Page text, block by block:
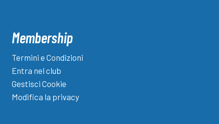
Membership
Termini e Condizioni
Entra nel club
Gestisci Cookie
Modifica la privacy